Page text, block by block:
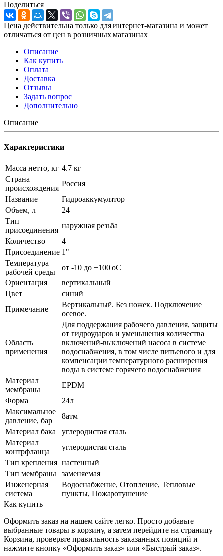
Поделиться
Цена действительна только для интернет-магазина и может
отличаться от цен в розничных магазинах
Описание
Как купить
Оплата
Доставка
Отзывы
Задать вопрос
Дополнительно
Описание
Характеристики
Масса нетто, кг 4.7 кг
Страна
происхождения
Россия
Название
Гидроаккумулятор
Объем, л
24
Тип
присоединения
наружная резьба
Количество
4
Присоединение 1"
Температура
рабочей среды
от -10 до +100 oC
Ориентация
вертикальный
Цвет
синий
Примечание
Вертикальный. Без ножек. Подключение
осевое.
Область
применения
Для поддержания рабочего давления, защиты
от гидроударов и уменьшения количества
включений-выключений насоса в системе
водоснабжения, в том числе питьевого и для
компенсации температурного расширения
воды в системе горячего водоснабжения
Материал
мембраны
EPDM
Форма
24л
Максимальное
давление, бар
8атм
Материал бака
углеродистая сталь
Материал
контрфланца
углеродистая сталь
Тип крепления настенный
Тип мембраны
заменяемая
Инженерная
система
Водоснабжение, Отопление, Тепловые
пункты, Пожаротушение
Как купить
Оформить заказ на нашем сайте легко. Просто добавьте
выбранные товары в корзину, а затем перейдите на страницу
Корзина, проверьте правильность заказанных позиций и
нажмите кнопку «Оформить заказ» или «Быстрый заказ».